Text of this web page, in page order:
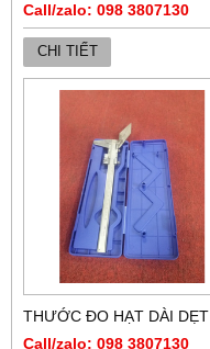
Call/zalo: 098 3807130
CHI TIẾT
THƯỚC ĐO HẠT DÀI DẸT
Call/zalo: 098 3807130